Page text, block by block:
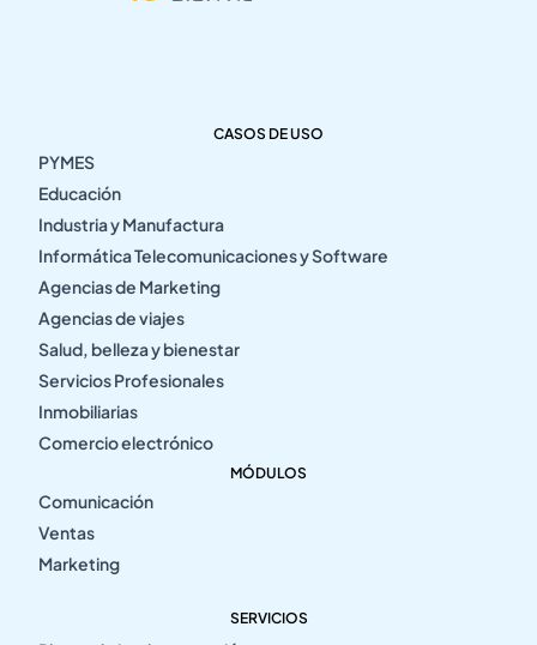
CASOS DE USO
PYMES
Educación
Industria y Manufactura
Informática Telecomunicaciones y Software
Agencias de Marketing
Agencias de viajes
Salud, belleza y bienestar
Servicios Profesionales
Inmobiliarias
Comercio electrónico
MÓDULOS
Comunicación
Ventas
Marketing
SERVICIOS